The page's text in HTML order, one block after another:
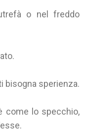
o nel freddo
bisogna sperienza.
come lo specchio,